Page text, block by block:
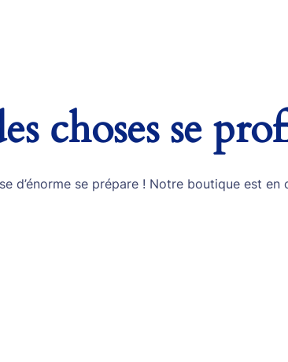
choses se
d’énorme se prépare ! Notre boutique est